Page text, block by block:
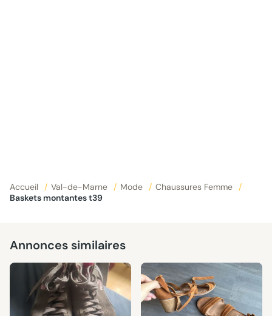
Accueil / Val-de-Marne / Mode / Chaussures Femme
/
Baskets montantes t39
Annonces similaires